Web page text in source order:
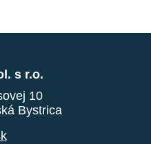
s r.o.
10
Bystrica